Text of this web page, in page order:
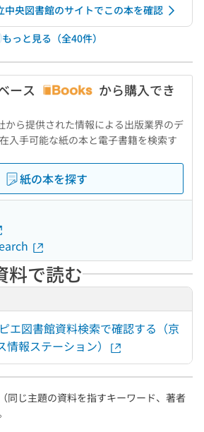
中央図書館のサイトでこの本を確認
もっと見る（全40件）
ース
から購入でき
から提供された情報による出版業界のデ
入手可能な紙の本と電子書籍を検索す
紙の本を探す
料で読む
エ図書館資料検索で確認する（京
報ステーション）
同じ主題の資料を指すキーワード、著者